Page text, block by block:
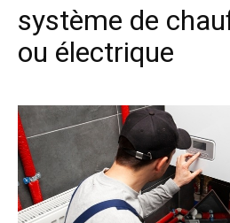
système de
ou électrique